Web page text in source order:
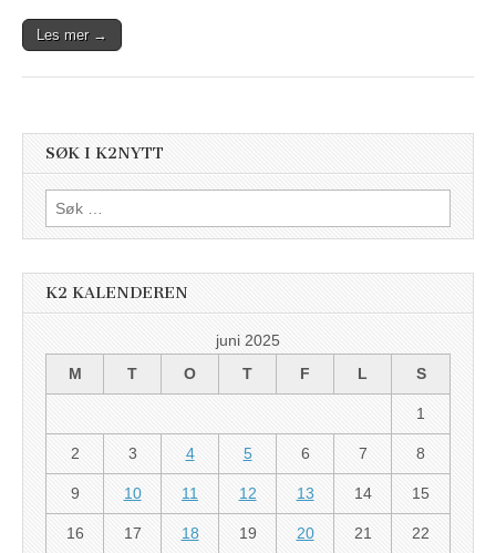
Les mer →
SØK I K2NYTT
Søk
etter:
K2 KALENDEREN
juni 2025
M
T O T F L S
1
2 3 4 5 6 7 8
9 10 11 12 13 14 15
16 17 18 19 20 21 22